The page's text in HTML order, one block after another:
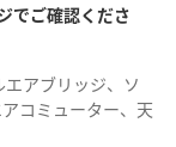
でご確認くださ
アブリッジ、ソ
コミューター、天